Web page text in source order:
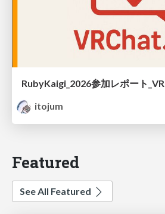
RubyKaigi_2026参加レポート
itojum
Featured
See All Featured